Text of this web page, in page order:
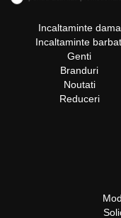
Incaltaminte dama
Incaltaminte
Genti
Branduri
Noutati
Reduceri